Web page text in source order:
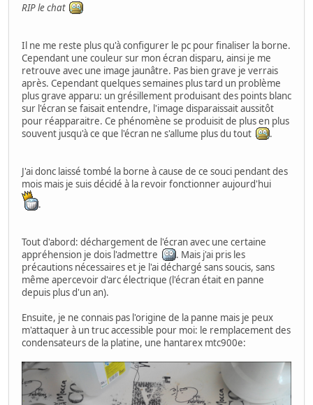
RIP le chat
Il ne me reste plus qu'à configurer le pc pour finaliser la borne.
Cependant une couleur sur mon écran disparu, ainsi je me
retrouve avec une image jaunâtre. Pas bien grave je verrais
après. Cependant quelques semaines plus tard un problème
plus grave apparu: un grésillement produisant des points blanc
sur l'écran se faisait entendre, l'image disparaissait aussitôt
pour réapparaitre. Ce phénomène se produisit de plus en plus
souvent jusqu'à ce que l'écran ne s'allume plus du tout
.
J'ai donc laissé tombé la borne à cause de ce souci pendant des
mois mais je suis décidé à la revoir fonctionner aujourd'hui
.
Tout d'abord: déchargement de l'écran avec une certaine
appréhension je dois l'admettre
. Mais j'ai pris les
précautions nécessaires et je l'ai déchargé sans soucis, sans
même apercevoir d'arc électrique (l'écran était en panne
depuis plus d'un an).
Ensuite, je ne connais pas l'origine de la panne mais je peux
m'attaquer à un truc accessible pour moi: le remplacement des
condensateurs de la platine, une hantarex mtc900e: